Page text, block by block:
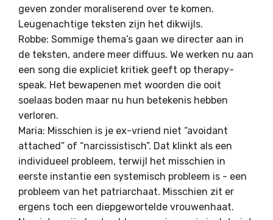
geven zonder moraliserend over te komen.
Leugenachtige teksten zijn het dikwijls.
Robbe: Sommige thema’s gaan we directer aan in
de teksten, andere meer diffuus. We werken nu aan
een song die expliciet kritiek geeft op therapy-
speak. Het bewapenen met woorden die ooit
soelaas boden maar nu hun betekenis hebben
verloren.
Maria: Misschien is je ex-vriend niet “avoidant
attached” of “narcissistisch”. Dat klinkt als een
individueel probleem, terwijl het misschien in
eerste instantie een systemisch probleem is - een
probleem van het patriarchaat. Misschien zit er
ergens toch een diepgewortelde vrouwenhaat.